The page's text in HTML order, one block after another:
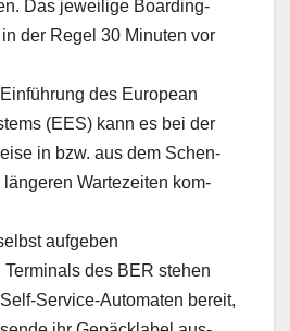
Das jew­eilige Board­ing-
der Regel 30 Minuten vor
des Euro­pean
(EES) kann es bei der
in bzw. aus dem Schen­
län­geren Wartezeit­en kom­
aufgeben
Ter­mi­nals des BER ste­hen
Ser­vice-Auto­mat­en bere­it,